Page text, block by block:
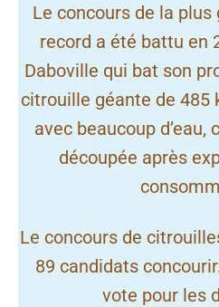
Le concours de la
record a été battu en
Daboville qui bat son
citrouille géante de 485
avec beaucoup
découpée après
Le concours de
89 candidats
vote pour les